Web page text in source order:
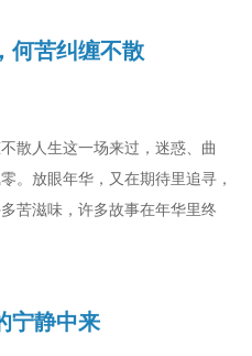
何苦纠缠不散
散人生这一场来过，迷惑、曲
。放眼年华，又在期待里追寻，
苦滋味，许多故事在年华里终
宁静中来